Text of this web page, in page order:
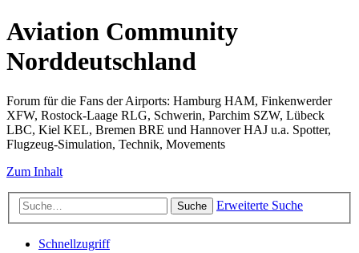
Aviation Community
Norddeutschland
Forum für die Fans der Airports: Hamburg HAM, Finkenwerder
XFW, Rostock-Laage RLG, Schwerin, Parchim SZW, Lübeck
LBC, Kiel KEL, Bremen BRE und Hannover HAJ u.a. Spotter,
Flugzeug-Simulation, Technik, Movements
Zum Inhalt
Suche Erweiterte Suche
Schnellzugriff